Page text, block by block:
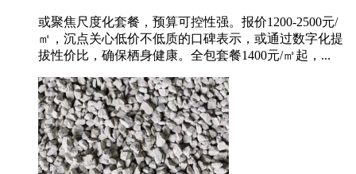
或聚焦尺度化套餐，预算可控性强。报价1200-2500元/
㎡，沉点关心低价不低质的口碑表示，或通过数字化提
拔性价比，确保栖身健康。全包套餐1400元/㎡起，...